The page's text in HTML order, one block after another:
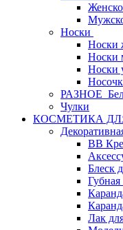
Носки
Носки
Носки
Носки
Чулки
КОСМЕТИКА
BB
Блеск
Лак